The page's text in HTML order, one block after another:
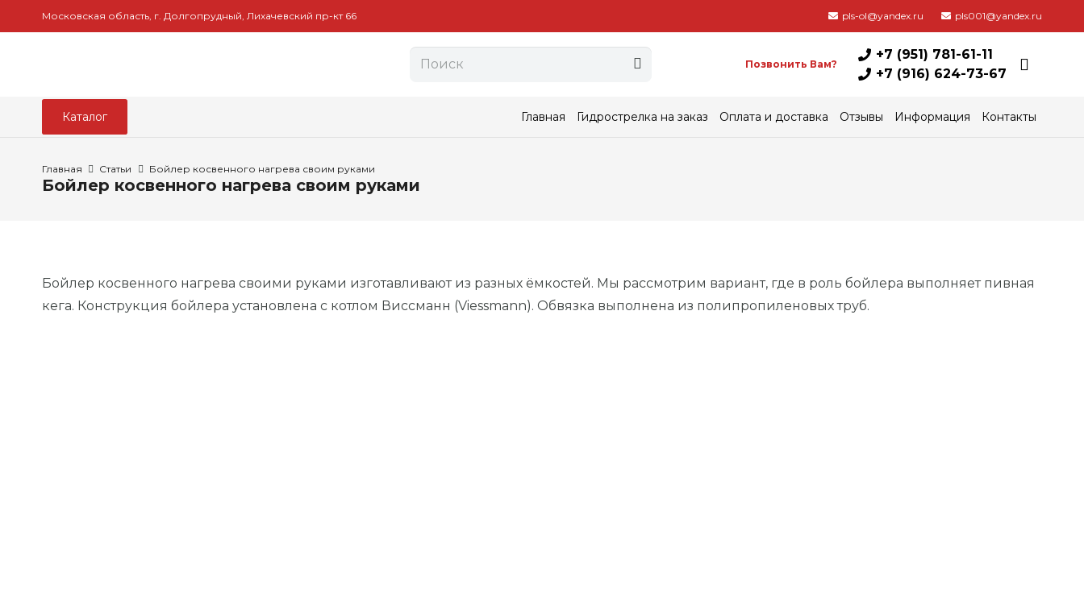
Московская область, г. Долгопрудный, Лихачевский пр-кт 66 pls-ol@yandex.ru pls001@yandex.ru
Позвонить Вам?
+7 (951) 781-61-11
+7 (916) 624-73-67
Каталог Главная Гидрострелка на заказ Оплата и доставка Отзывы Информация Контакты
Главная Статьи Бойлер косвенного нагрева своим руками
Бойлер косвенного нагрева своим руками
Бойлер косвенного нагрева своими руками изготавливают из разных ёмкостей. Мы рассмотрим вариант, где в роль бойлера выполняет пивная
кега. Конструкция бойлера установлена с котлом Виссманн (Viessmann). Обвязка выполнена из полипропиленовых труб.